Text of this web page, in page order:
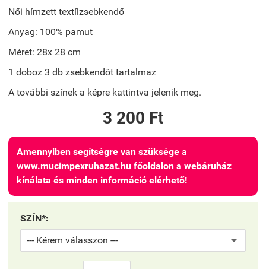
Női hímzett textílzsebkendő
Anyag: 100% pamut
Méret: 28x 28 cm
1 doboz 3 db zsebkendőt tartalmaz
A további színek a képre kattintva jelenik meg.
3 200 Ft
Amennyiben segítségre van szüksége a
www.mucimpexruhazat.hu főoldalon a webáruház
kínálata és minden információ elérhető!
SZÍN*: